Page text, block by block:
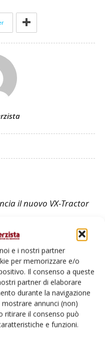
e i nostri partner
per memorizzare e/o
Il consenso a queste
partner di elaborare
durante la navigazione
annunci (non)
ritirare il consenso può
e funzioni.
il nuovo VX-Tractor
Paolo Ferrari
Presidente e Ceo